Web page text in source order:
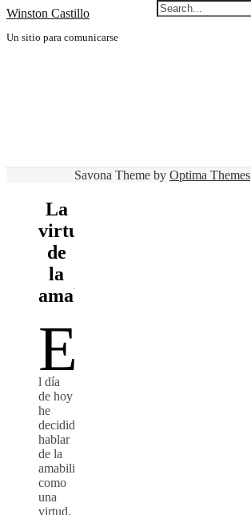
Winston Castillo
Un sitio para comunicarse
La
virtud
de
la
amabilidad
E
l día
de hoy
he
decidido
hablar
de la
amabilidad
como
una
virtud.
Savona Theme by Optima Themes